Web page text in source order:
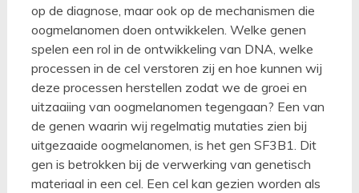
op de diagnose, maar ook op de mechanismen die
oogmelanomen doen ontwikkelen. Welke genen
spelen een rol in de ontwikkeling van DNA, welke
processen in de cel verstoren zij en hoe kunnen wij
deze processen herstellen zodat we de groei en
uitzaaiing van oogmelanomen tegengaan? Een van
de genen waarin wij regelmatig mutaties zien bij
uitgezaaide oogmelanomen, is het gen SF3B1. Dit
gen is betrokken bij de verwerking van genetisch
materiaal in een cel. Een cel kan gezien worden als